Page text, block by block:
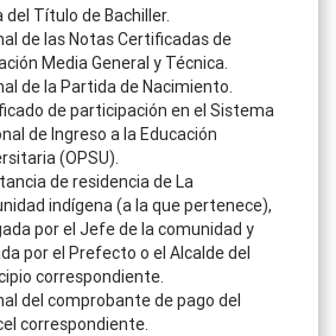
del Título de Bachiller.
de las Notas Certificadas de
Media General y Técnica.
de la Partida de Nacimiento.
de participación en el Sistema
de Ingreso a la Educación
(OPSU).
de residencia de La
indígena (a la que pertenece),
por el Jefe de la comunidad y
por el Prefecto o el Alcalde del
correspondiente.
del comprobante de pago del
correspondiente.